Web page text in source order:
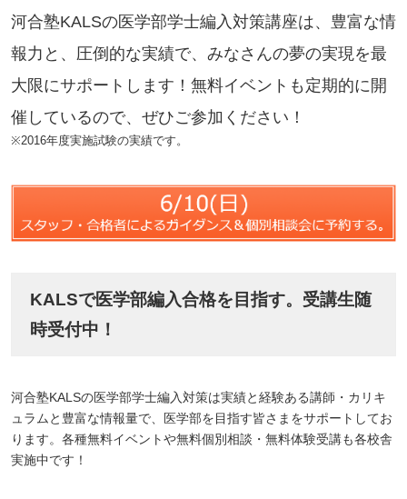
河合塾KALSの医学部学士編入対策講座は、豊富な情
報力と、圧倒的な実績で、みなさんの夢の実現を最
大限にサポートします！無料イベントも定期的に開
催しているので、ぜひご参加ください！
※2016年度実施試験の実績です。
KALSで医学部編入合格を目指す。受講生随
時受付中！
河合塾KALSの医学部学士編入対策は実績と経験ある講師・カリキ
ュラムと豊富な情報量で、医学部を目指す皆さまをサポートしてお
ります。各種無料イベントや無料個別相談・無料体験受講も各校舎
実施中です！